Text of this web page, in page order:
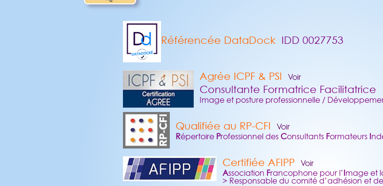
Référencée DataDock IDD 0027753
Agrée ICPF & PSI Voir
Consultante Formatrice Facilitatrice
Image et posture professionnelle /
Qualifiée au RP-CFI
Voir
Répertoire Professionnel des Consultants Formateurs
Certifiée AFIPP
Voir
Association Francophone pour l’ mage et
> Responsable du comité d’adhésion et